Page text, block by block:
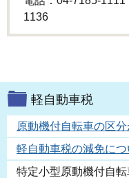
1136
軽自動車税
原動機付自転車の区
軽自動車税の減免につ
特定小型原動機付自